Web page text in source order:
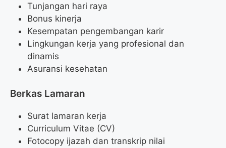
Tunjangan hari raya
Bonus kinerja
Kesempatan pengembangan karir
Lingkungan kerja yang profesional dan
dinamis
Asuransi kesehatan
Berkas Lamaran
Surat lamaran kerja
Curriculum Vitae (CV)
Fotocopy ijazah dan transkrip nilai